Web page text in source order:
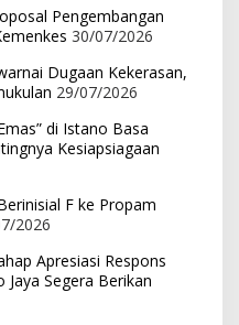
Pengembangan
30/07/2026
Dugaan Kekerasan,
29/07/2026
di Istano Basa
Kesiapsiagaan
F ke Propam
2026
Apresiasi Respons
Segera Berikan